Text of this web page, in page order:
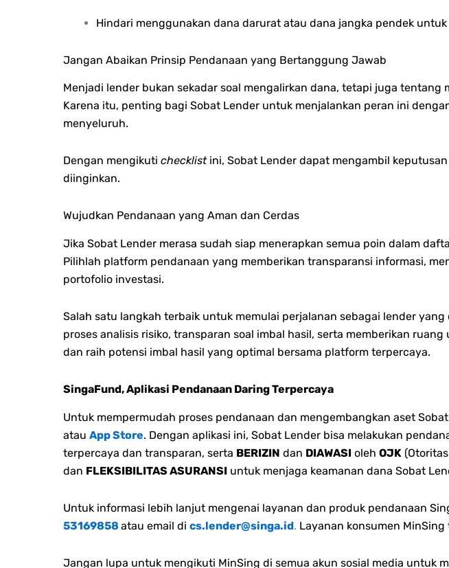
Hindari menggunakan dana darurat atau dana jangka pendek
Jangan Abaikan Prinsip Pendanaan yang Bertanggung Jawab
Menjadi lender bukan sekadar soal mengalirkan dana, tetapi juga
Karena itu, penting bagi Sobat Lender untuk menjalankan peran ini
menyeluruh.
Dengan mengikuti checklistini, Sobat Lender dapat mengambil
diinginkan.
Wujudkan Pendanaan yang Aman dan Cerdas
Jika Sobat Lender merasa sudah siap menerapkan semua poin dalam
Pilihlah platform pendanaan yang memberikan transparansi informasi, m
portofolio investasi.
Salah satu langkah terbaik untuk memulai perjalanan sebagai lender
proses analisis risiko, transparan soal imbal hasil, serta memberikan
dan raih potensi imbal hasil yang optimal bersama platform terpercaya.
SingaFund, Aplikasi Pendanaan Daring Terpercaya
Untuk mempermudah proses pendanaan dan mengembangkan aset
atau App Store. Dengan aplikasi ini, Sobat Lender bisa melakukan
terpercaya dan transparan, serta BERIZIN dan DIAWASI oleh OJK
dan FLEKSIBILITAS ASURANSI untuk menjaga keamanan dana Sobat
Untuk informasi lebih lanjut mengenai layanan dan produk pendanaan
53169858 atau email di cs.lender@singa.id. Layanan konsumen
Jangan lupa untuk mengikuti MinSing di semua akun sosial media untuk